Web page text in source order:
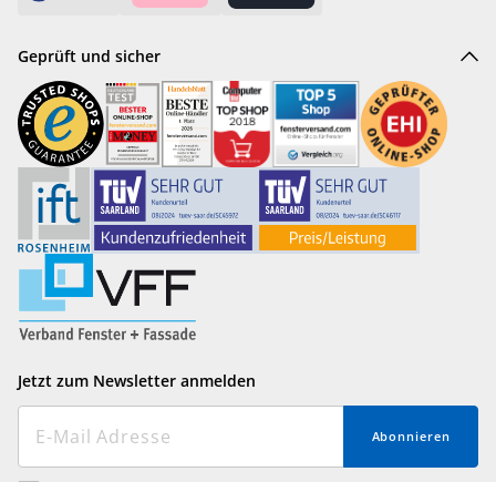
Geprüft und sicher
Jetzt zum Newsletter anmelden
Abonnieren